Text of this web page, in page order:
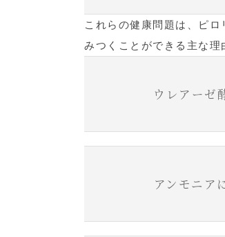
これらの健康問題は、ピ
みつくことができる主な理
ウレアーゼ
アンモニア